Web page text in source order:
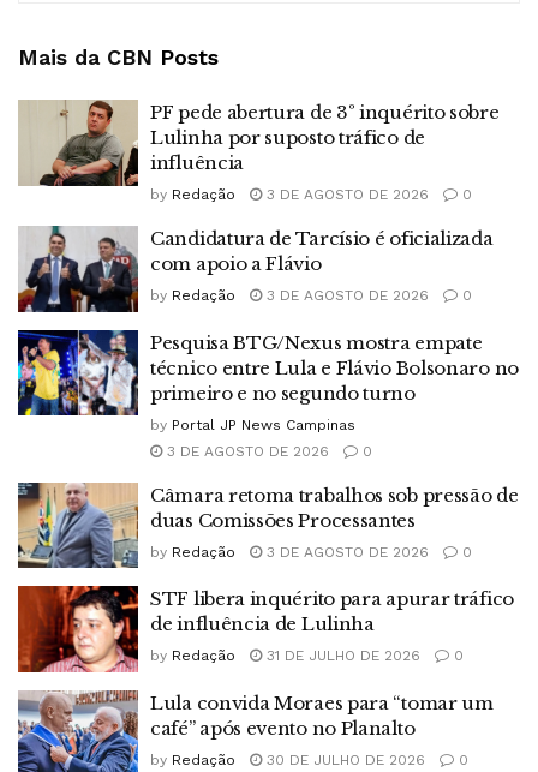
Mais da CBN Posts
PF pede abertura de 3º inquérito sobre
Lulinha por suposto tráfico de
influência
by Redação 3 DE AGOSTO DE 2026 0
Candidatura de Tarcísio é oficializada
com apoio a Flávio
by Redação 3 DE AGOSTO DE 2026 0
Pesquisa BTG/Nexus mostra empate
técnico entre Lula e Flávio Bolsonaro no
primeiro e no segundo turno
by Portal JP News Campinas
3 DE AGOSTO DE 2026
0
Câmara retoma trabalhos sob pressão de
duas Comissões Processantes
by Redação 3 DE AGOSTO DE 2026 0
STF libera inquérito para apurar tráfico
de influência de Lulinha
by Redação 31 DE JULHO DE 2026 0
Lula convida Moraes para “tomar um
café” após evento no Planalto
by Redação 30 DE JULHO DE 2026 0